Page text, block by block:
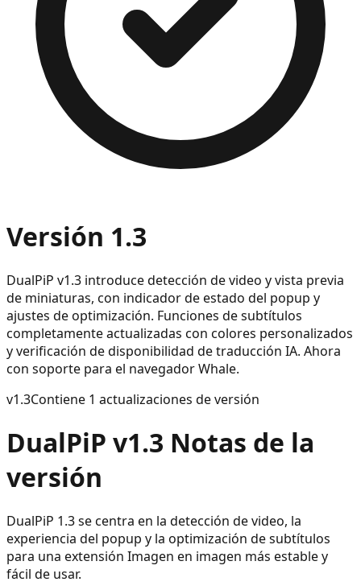
Versión 1.3
DualPiP v1.3 introduce detección de video y vista previa
de miniaturas, con indicador de estado del popup y
ajustes de optimización. Funciones de subtítulos
completamente actualizadas con colores personalizados
y verificación de disponibilidad de traducción IA. Ahora
con soporte para el navegador Whale.
v1.3Contiene 1 actualizaciones de versión
DualPiP v1.3 Notas de la
versión
DualPiP 1.3 se centra en la detección de video, la
experiencia del popup y la optimización de subtítulos
para una extensión Imagen en imagen más estable y
fácil de usar.